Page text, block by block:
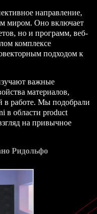
направление,
миром. Оно включает
но и программ, веб-
комплексе
подходом к
важные
материалов,
в работе. Мы подобрали
в области product
на привычное
Ридольфо